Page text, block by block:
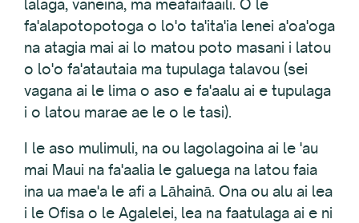
fa'alapotopotoga o lo'o ta'ita'ia lenei a'oa'oga
na atagia mai ai lo matou poto masani i latou
o lo'o fa'atautaia ma tupulaga talavou (sei
vagana ai le lima o aso e fa'aalu ai e tupulaga
i o latou marae ae le o le tasi).
I le aso mulimuli, na ou lagolagoina ai le 'au
mai Maui na fa'aalia le galuega na latou faia
ina ua mae'a le afi a Lāhainā. Ona ou alu ai lea
i le Ofisa o le Agalelei, lea na faatulaga ai e ni